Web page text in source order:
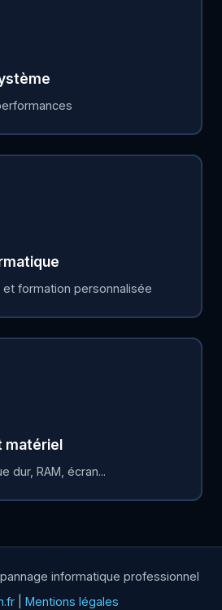
formation personnalisée
matériel
dur, RAM, écran...
informatique professionnel
| Mentions légales